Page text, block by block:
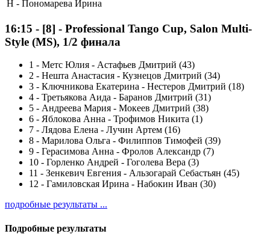
H - Пономарева Ирина
16:15 - [8] - Professional Tango Cup, Salon Multi-
Style (MS), 1/2 финала
1 - Метс Юлия - Астафьев Дмитрий (43)
2 - Нешта Анастасия - Кузнецов Дмитрий (34)
3 - Ключникова Екатерина - Нестеров Дмитрий (18)
4 - Третьякова Аида - Баранов Дмитрий (31)
5 - Андреева Мария - Мокеев Дмитрий (38)
6 - Яблокова Анна - Трофимов Никита (1)
7 - Лядова Елена - Лучин Артем (16)
8 - Марилова Ольга - Филиппов Тимофей (39)
9 - Герасимова Анна - Фролов Александр (7)
10 - Горленко Андрей - Гоголева Вера (3)
11 - Зенкевич Евгения - Альзогарай Себастьян (45)
12 - Гамиловская Ирина - Набокин Иван (30)
подробные результаты ...
Подробные результаты